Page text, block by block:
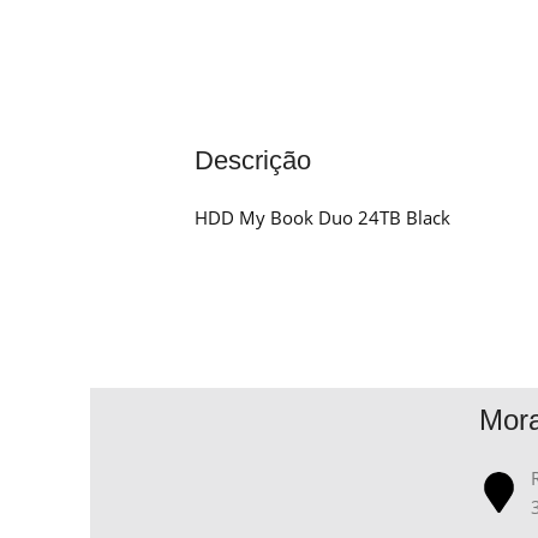
Descrição
HDD My Book Duo 24TB Black